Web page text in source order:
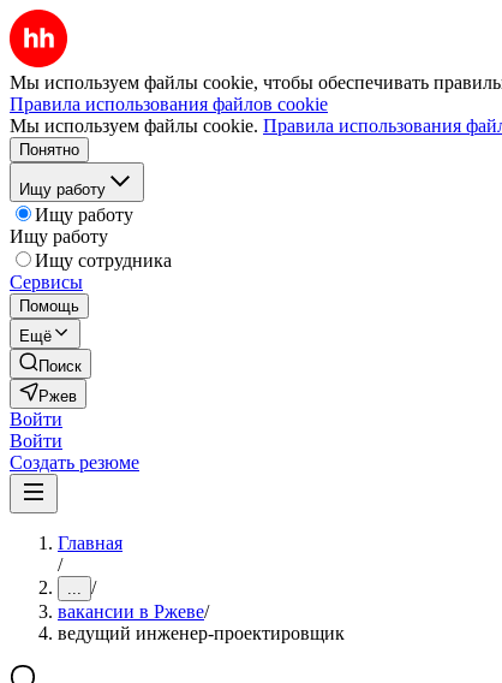
Мы используем файлы cookie, чтобы обеспечивать
Правила использования файлов cookie
Мы используем файлы cookie. Правила использования
Понятно
Ищу работу
Ищу работу
Ищу работу
Ищу сотрудника
Сервисы
Помощь
Ещё
Поиск
Ржев
Войти
Войти
Создать резюме
Главная
/
... /
вакансии в Ржеве/
ведущий инженер-проектировщик